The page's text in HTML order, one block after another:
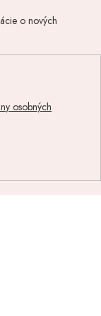
o nových
osobných